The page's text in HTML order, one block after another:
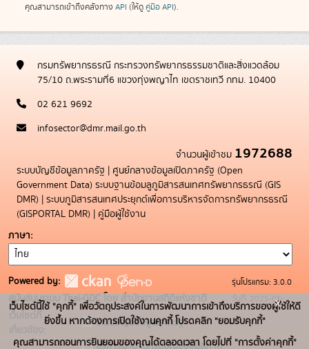
คุณสามารถเข้าถึงคลังทาง API (ให้ดู คู่มือ API).
กรมทรัพยากรธรณี กระทรวงทรัพยากรธรรมชาติและสิ่งแวดล้อม
75/10 ถ.พระรามที่6 แขวงทุ่งพญาไท เขตราชเทวี กทม. 10400
02 621 9692
infosector@dmr.mail.go.th
จำนวนผู้เข้าชม 1972688
ระบบบัญชีข้อมูลภาครัฐ | ศูนย์กลางข้อมูลเปิดภาครัฐ (Open
Government Data) ระบบฐานข้อมลูภูมิสารสนเทศทรัพยากรธรณี (GIS
DMR) | ระบบภูมิสารสนเทศประยุกต์เพื่อการบริหารจัดการทรัพยากรธรณี
(GISPORTAL DMR) | คู่มือผู้ใช้งาน
ภาษา
Powered by:
สนับสนุนระบบ Thai-GDC โดย สำนักงานสถิติแห่งชาติ
เว็บไซต์ที่
เกี่ยวข้อง:
ระบบบัญชีข้อมูลภาครัฐ
บริการนามานุกรมบัญชีข้อมูลภาค
รุ่นโปรแกรม: 3.0.0
วันที่: 2025-05-
19
เว็บไซต์นี้ใช้ "คุกกี้" เพื่อวัตถุประสงค์ในการพัฒนาการเข้าถึงบริการของผู้ใช้ให้ดี
ยิ่งขึ้น หากต้องการเปิดใช้งานคุกกี้ โปรดคลิก "ยอมรับคุกกี้"
คุณสามารถถอนการยินยอมของคุณได้ตลอดเวลา โดยไปที่ "การตั้งค่าคุกกี้"
x